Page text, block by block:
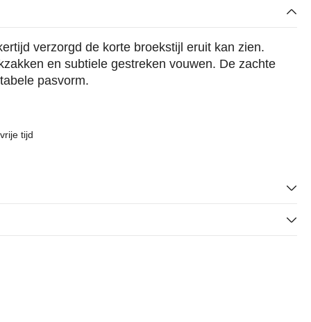
verzorgd de korte broekstijl eruit kan zien.
en subtiele gestreken vouwen. De zachte
pasvorm.
tijd